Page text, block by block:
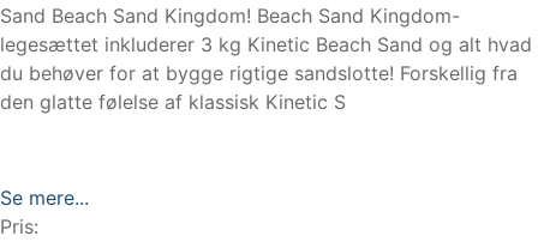
Sand Beach Sand Kingdom! Beach Sand Kingdom-
legesættet inkluderer 3 kg Kinetic Beach Sand og alt hvad
du behøver for at bygge rigtige sandslotte! Forskellig fra
den glatte følelse af klassisk Kinetic S
Se mere...
Pris: